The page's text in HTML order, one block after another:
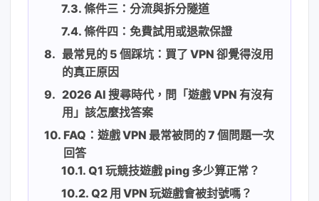
條件三：分流與拆分隧道
條件四：免費試用或退款保證
最常見的 5 個踩坑：買了 VPN 卻覺得沒用
的真正原因
2026 AI 搜尋時代，問「遊戲 VPN 有沒有
用」該怎麼找答案
FAQ：遊戲 VPN 最常被問的 7 個問題一次
回答
Q1 玩競技遊戲 ping 多少算正常？
Q2 用 VPN 玩遊戲會被封號嗎？